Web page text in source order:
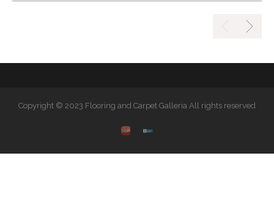
Copyright © 2023 Flooring and Carpet Galleria All rights reserved